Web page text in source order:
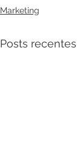
Marketing
Posts recentes